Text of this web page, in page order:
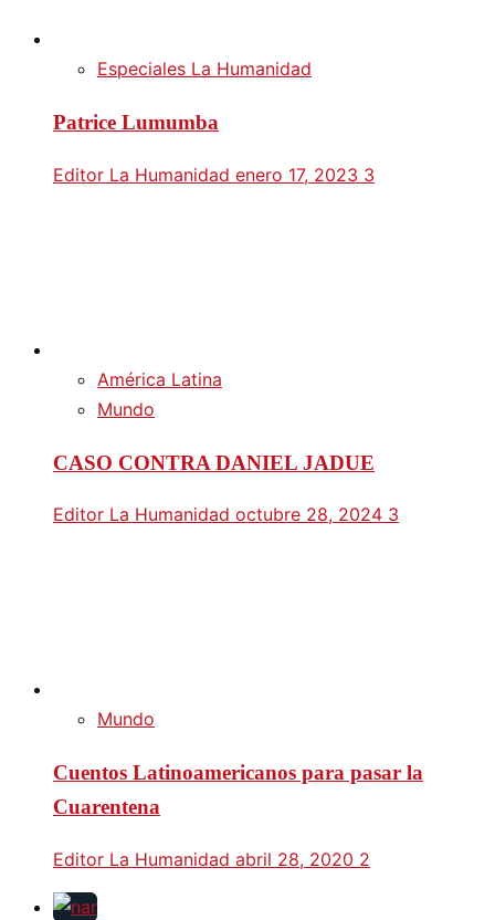
Especiales La Humanidad
Patrice Lumumba
Editor La Humanidad enero 17, 2023 3
América Latina
Mundo
CASO CONTRA DANIEL JADUE
Editor La Humanidad octubre 28, 2024 3
Mundo
Cuentos Latinoamericanos para pasar la
Cuarentena
Editor La Humanidad abril 28, 2020 2